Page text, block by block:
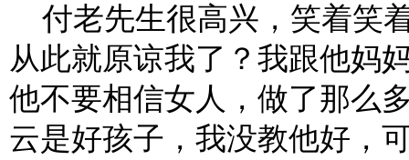
付老先生很高兴，笑着笑
从此就原谅我了？我跟他妈
他不要相信女人，做了那么
云是好孩子，我没教他好，